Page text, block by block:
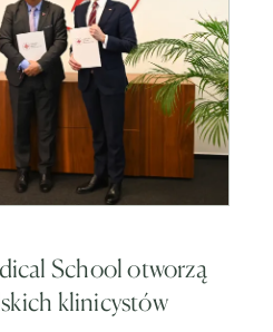
School otworzą
klinicystów